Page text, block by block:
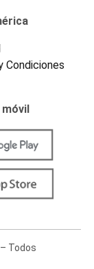
Condiciones
móvil
Todos